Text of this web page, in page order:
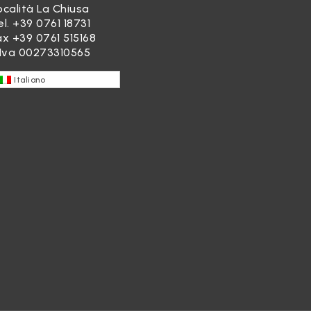
La Chiusa
+39 0761 18731
+39 0761 515168
00273310565
Italiano